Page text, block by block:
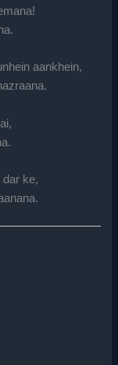
aankhein,
dar ke,